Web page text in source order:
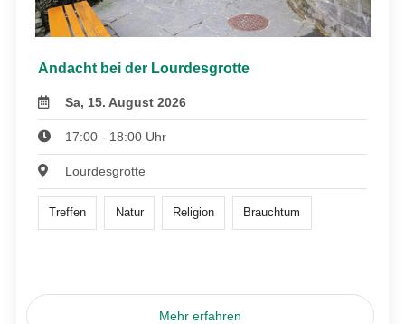
Andacht bei der Lourdesgrotte
Sa, 15. August 2026
17:00 - 18:00 Uhr
Lourdesgrotte
Treffen Natur Religion Brauchtum
Mehr erfahren